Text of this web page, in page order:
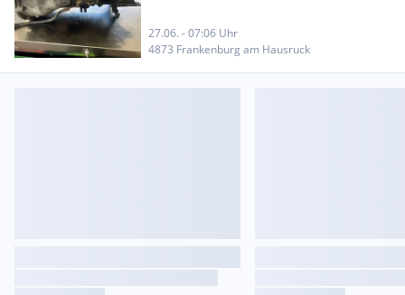
27.06. - 07:06 Uhr
4873 Frankenburg am Hausruck